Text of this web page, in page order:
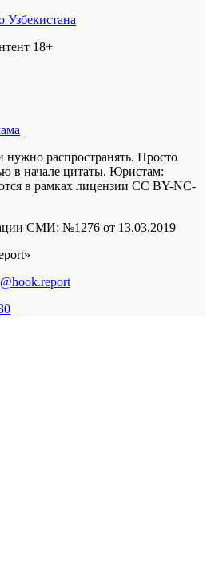
18+
распространять. Просто
в начале цитаты. Юристам:
в рамках лицензии CC BY-NC-
СМИ: №1276 от 13.03.2019